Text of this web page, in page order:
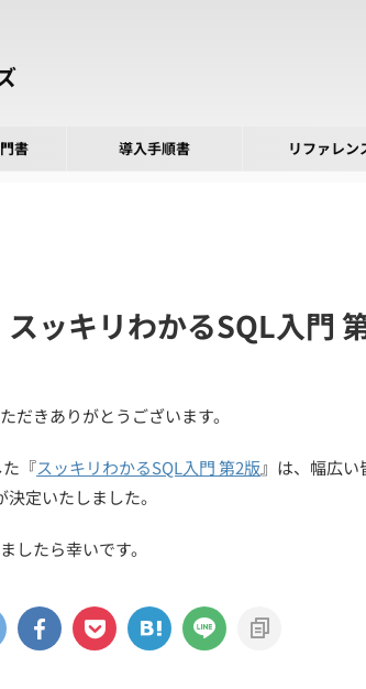
書 導入手順書 リファレン
スッキリわかるSQL入門
だきありがとうございます。
『スッキリわかるSQL入門 第2版』は、幅広
定いたしました。
したら幸いです。